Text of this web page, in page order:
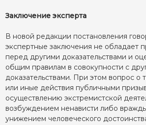
Заключение эксперта
В новой редакции постановления
экспертные заключения не обладает
перед другими доказательствами и
общим правилам в совокупности с
доказательствами. При этом вопрос о
или иные действия публичными
осуществлению экстремистской
возбуждением ненависти либо
унижением человеческого